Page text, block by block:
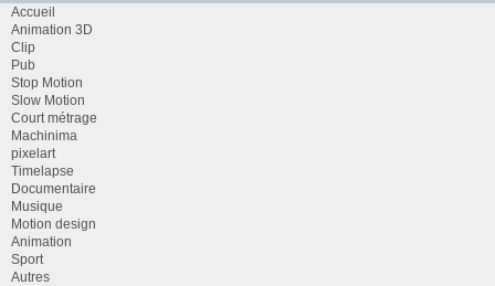
Accueil
Animation 3D
Clip
Pub
Stop Motion
Slow Motion
Court métrage
Machinima
pixelart
Timelapse
Documentaire
Musique
Motion design
Animation
Sport
Autres